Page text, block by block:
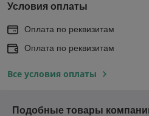
Условия оплаты
Оплата по реквизитам
Оплата по реквизитам
Все условия оплаты
Подобные товары